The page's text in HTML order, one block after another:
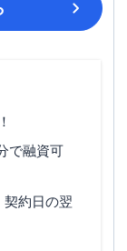
で融資可
契約日の翌